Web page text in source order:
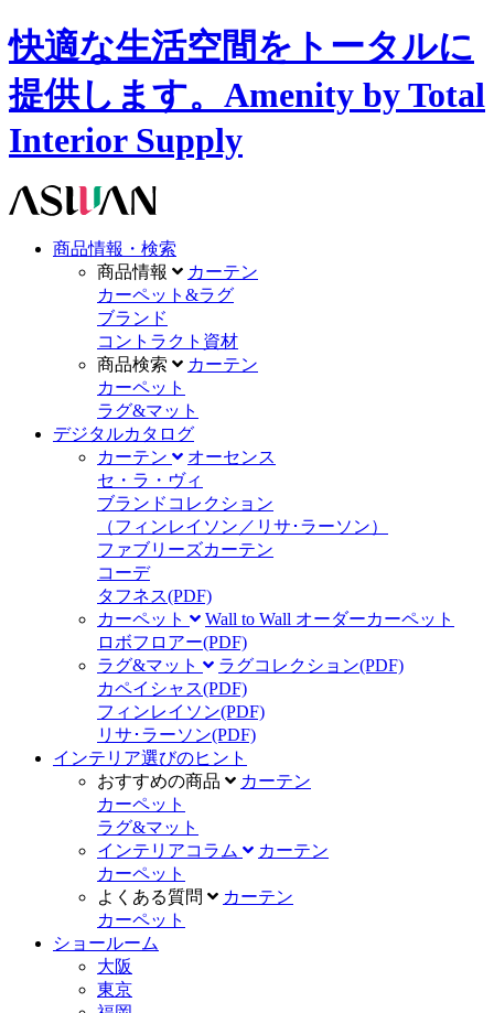
快適な生活空間をトータルに
提供します。Amenity by Total
Interior Supply
商品情報・検索
商品情報
カーテン
カーペット&ラグ
ブランド
コントラクト資材
商品検索
カーテン
カーペット
ラグ&マット
デジタルカタログ
カーテン
オーセンス
セ・ラ・ヴィ
ブランドコレクション
（フィンレイソン／リサ･ラーソン）
ファブリーズカーテン
コーデ
タフネス(PDF)
カーペット
Wall to Wall オーダーカーペット
ロボフロアー(PDF)
ラグ&マット
ラグコレクション(PDF)
カペイシャス(PDF)
フィンレイソン(PDF)
リサ･ラーソン(PDF)
インテリア選びのヒント
おすすめの商品
カーテン
カーペット
ラグ&マット
インテリアコラム
カーテン
カーペット
よくある質問
カーテン
カーペット
ショールーム
大阪
東京